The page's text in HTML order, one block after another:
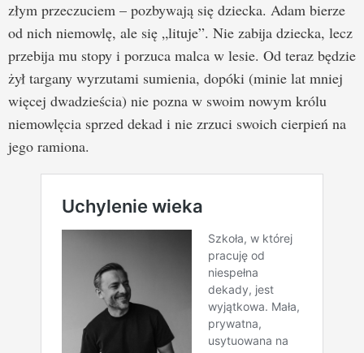
złym przeczuciem – pozbywają się dziecka. Adam bierze
od nich niemowlę, ale się „lituje”. Nie zabija dziecka, lecz
przebija mu stopy i porzuca malca w lesie. Od teraz będzie
żył targany wyrzutami sumienia, dopóki (minie lat mniej
więcej dwadzieścia) nie pozna w swoim nowym królu
niemowlęcia sprzed dekad i nie zrzuci swoich cierpień na
jego ramiona.